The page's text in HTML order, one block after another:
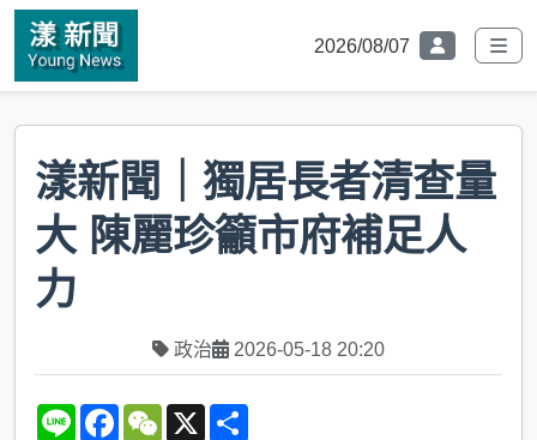
2026/08/07
漾新聞｜獨居長者清查量
大 陳麗珍籲市府補足人
力
政治 2026-05-18 20:20
L
F
W
X